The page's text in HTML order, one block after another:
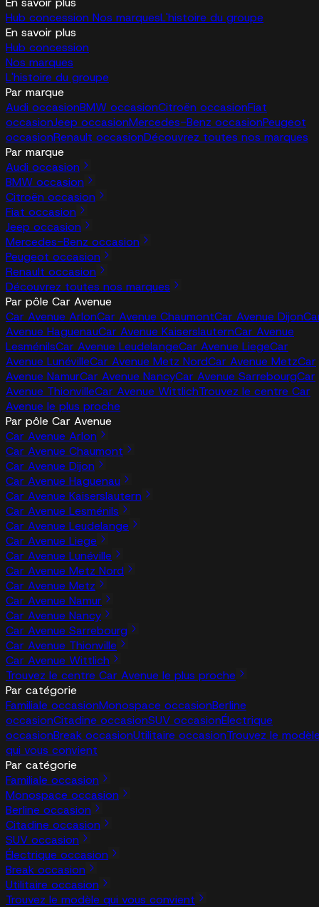
Hub concession Nos marquesL'histoire du groupe
En savoir plus
Hub concession
Nos marques
L'histoire du groupe
Par marque
Audi occasionBMW occasionCitroën occasionFiat
occasionJeep occasionMercedes-Benz occasionPeugeot
occasionRenault occasionDécouvrez toutes nos marques
Par marque
Audi occasion
BMW occasion
Citroën occasion
Fiat occasion
Jeep occasion
Mercedes-Benz occasion
Peugeot occasion
Renault occasion
Découvrez toutes nos marques
Par pôle Car Avenue
Car Avenue ArlonCar Avenue ChaumontCar Avenue Dijon
Avenue HaguenauCar Avenue KaiserslauternCar Avenue
LesménilsCar Avenue LeudelangeCar Avenue LiegeCar
Avenue LunévilleCar Avenue Metz NordCar Avenue MetzCar
Avenue NamurCar Avenue NancyCar Avenue SarrebourgCar
Avenue ThionvilleCar Avenue WittlichTrouvez le centre Car
Avenue le plus proche
Par pôle Car Avenue
Car Avenue Arlon
Car Avenue Chaumont
Car Avenue Dijon
Car Avenue Haguenau
Car Avenue Kaiserslautern
Car Avenue Lesménils
Car Avenue Leudelange
Car Avenue Liege
Car Avenue Lunéville
Car Avenue Metz Nord
Car Avenue Metz
Car Avenue Namur
Car Avenue Nancy
Car Avenue Sarrebourg
Car Avenue Thionville
Car Avenue Wittlich
Trouvez le centre Car Avenue le plus proche
Par catégorie
Familiale occasionMonospace occasionBerline
occasionCitadine occasionSUV occasionÉlectrique
occasionBreak occasionUtilitaire occasionTrouvez le
qui vous convient
Par catégorie
Familiale occasion
Monospace occasion
Berline occasion
Citadine occasion
SUV occasion
Électrique occasion
Break occasion
Utilitaire occasion
Trouvez le modèle qui vous convient